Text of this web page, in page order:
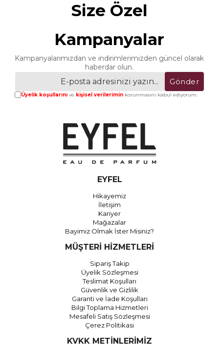
Size Özel
Kampanyalar
Kampanyalarımızdan ve indirimlerimizden güncel olarak
haberdar olun.
Gönder
Üyelik koşullarınıve kişisel verileriminkorunmasını kabul ediyorum.
EYFEL
Hikayemiz
İletişim
Kariyer
Mağazalar
Bayimiz Olmak İster Misiniz?
MÜŞTERİ HİZMETLERİ
Sipariş Takip
Üyelik Sözleşmesi
Teslimat Koşulları
Güvenlik ve Gizlilik
Garanti ve İade Koşulları
Bilgi Toplama Hizmetleri
Mesafeli Satış Sözleşmesi
Çerez Politikası
KVKK METİNLERİMİZ